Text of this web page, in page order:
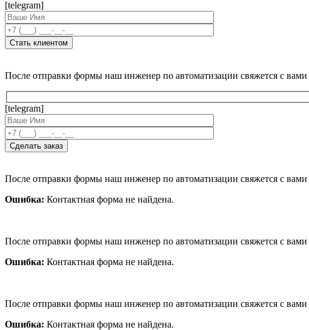
[telegram]
После отправки формы наш инженер по автоматизации свяжется с вами
[telegram]
После отправки формы наш инженер по автоматизации свяжется с вами
Ошибка: Контактная форма не найдена.
После отправки формы наш инженер по автоматизации свяжется с вами
Ошибка: Контактная форма не найдена.
После отправки формы наш инженер по автоматизации свяжется с вами
Ошибка: Контактная форма не найдена.